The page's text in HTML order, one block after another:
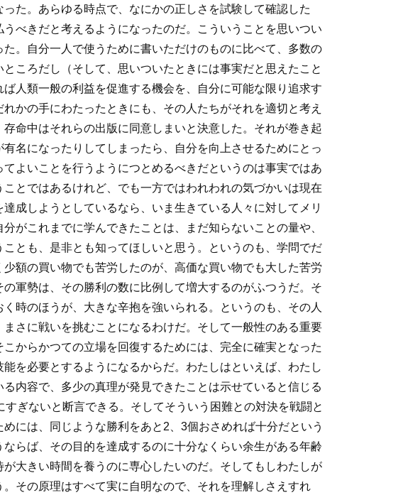
た。あらゆる時点で、なにかの正しさを試験して確認した
べきだと考えるようになったのだ。こういうことを思いつい
。自分一人で使うために書いただけのものに比べて、多数の
ころだし（そして、思いついたときには事実だと思えたこと
人類一般の利益を促進する機会を、自分に可能な限り追求す
かの手にわたったときにも、その人たちがそれを適切と考え
命中はそれらの出版に同意しまいと決意した。それが巻き起
名になったりしてしまったら、自分を向上させるためにとっ
よいことを行うようにつとめるべきだというのは事実ではあ
とではあるけれど、でも一方ではわれわれの気づかいは現在
成しようとしているなら、いま生きている人々に対してメリ
がこれまでに学んできたことは、まだ知らないことの量や、
とも、是非とも知ってほしいと思う。というのも、学問でだ
額の買い物でも苦労したのが、高価な買い物でも大した苦労
軍勢は、その勝利の数に比例して増大するのがふつうだ。そ
時のほうが、大きな辛抱を強いられる。というのも、その人
さに戦いを挑むことになるわけだ。そして一般性のある重要
からかつての立場を回復するためには、完全に確実となった
を必要とするようになるからだ。わたしはといえば、わたし
内容で、多少の真理が発見できたことは示せていると信じる
ぎないと断言できる。そしてそういう困難との対決を戦闘と
には、同じような勝利をあと2、3個おさめれば十分だという
らば、その目的を達成するのに十分なくらい余生がある年齢
大きい時間を養うのに専心したいのだ。そしてもしわたしが
その原理はすべて実に自明なので、それを理解しさえすれ